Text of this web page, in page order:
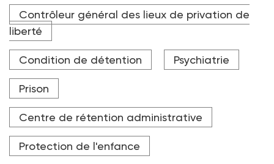
Crédit photo DR
Contrôleur général des lieux de privation de
liberté
Condition de détention Psychiatrie
Prison
Centre de rétention administrative
Protection de l'enfance